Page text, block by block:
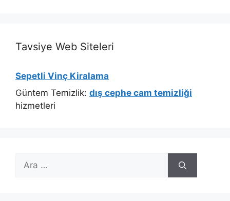
Tavsiye Web Siteleri
Sepetli Vinç Kiralama
Güntem Temizlik: dış cephe cam temizliği
hizmetleri
için